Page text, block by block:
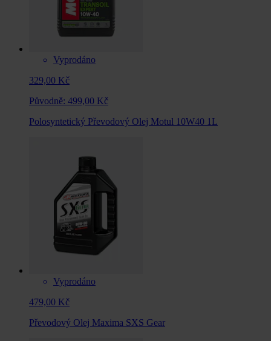
Vyprodáno
329,00 Kč
Původně: 499,00 Kč
Polosyntetický Převodový Olej Motul 10W40 1L
Vyprodáno
479,00 Kč
Převodový Olej Maxima SXS Gear